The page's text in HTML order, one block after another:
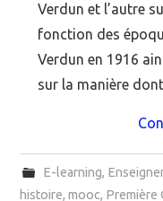
Verdun et l’autre
fonction des
Verdun en 1916
sur la manière
E-learning,
histoire,mooc, Première